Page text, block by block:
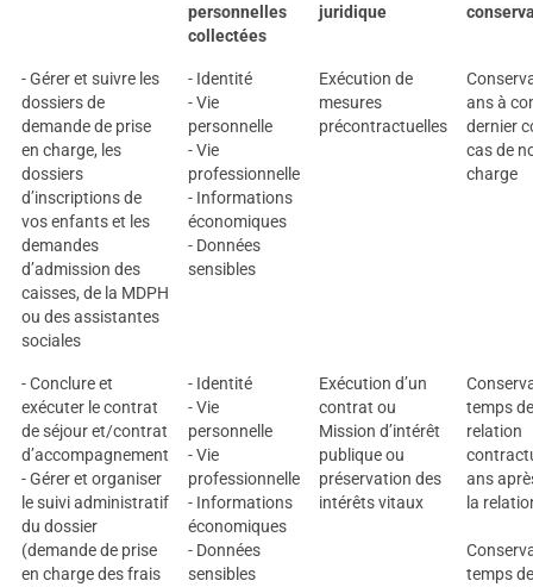
personnelles
collectées
juridique
- Gérer et suivre les
dossiers de
demande de prise
en charge, les
dossiers
d’inscriptions de
vos enfants et les
demandes
d’admission des
caisses, de la MDPH
ou des assistantes
sociales
- Identité
- Vie
personnelle
- Vie
professionnelle
- Informations
économiques
- Données
sensibles
Exécution de
mesures
précontractuelles
ans à
dernier
cas de
charge
- Conclure et
exécuter le contrat
de séjour et/contrat
d’accompagnement
- Gérer et organiser
le suivi administratif
du dossier
(demande de prise
en charge des frais
- Identité
- Vie
personnelle
- Vie
professionnelle
- Informations
économiques
- Données
sensibles
Exécution d’un
contrat ou
Mission d’intérêt
publique ou
préservation des
intérêts vitaux
temps
relation
ans
la
temps de